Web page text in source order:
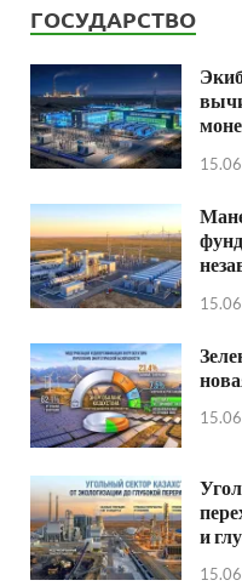
ГОСУДАРСТВО
и